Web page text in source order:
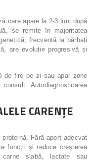
care apare la 2-3 luni după
se remite în majoritatea
frecventă la bărbați
are evoluție progresivă și
de fire pe zi sau apar zone
Autodiagnosticarea
CARENȚE
Fără aport adecvat
funcții și reduce creșterea
slabă, lactate sau